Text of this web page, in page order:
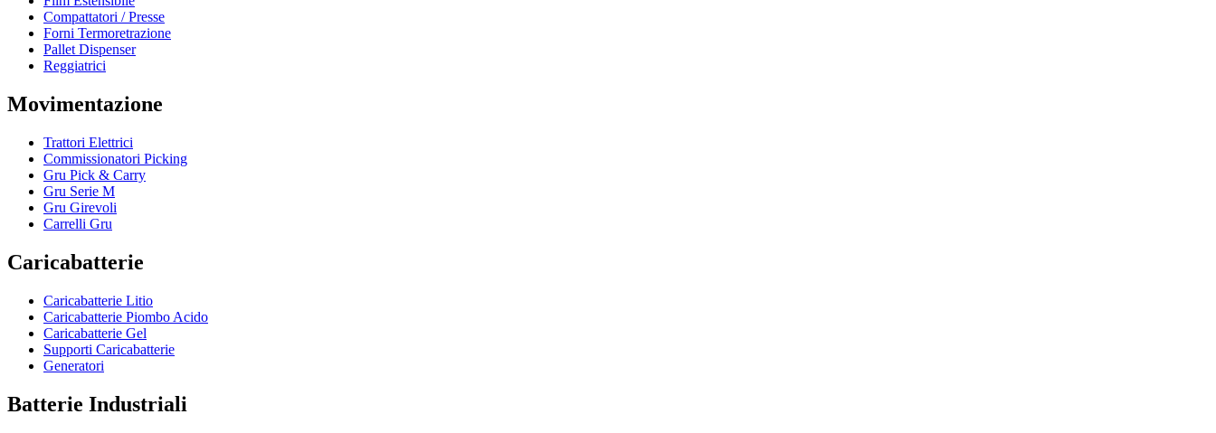
Compattatori / Presse
Forni Termoretrazione
Pallet Dispenser
Reggiatrici
Movimentazione
Trattori Elettrici
Commissionatori Picking
Gru Pick & Carry
Gru Serie M
Gru Girevoli
Carrelli Gru
Caricabatterie
Caricabatterie Litio
Caricabatterie Piombo Acido
Caricabatterie Gel
Supporti Caricabatterie
Generatori
Batterie Industriali